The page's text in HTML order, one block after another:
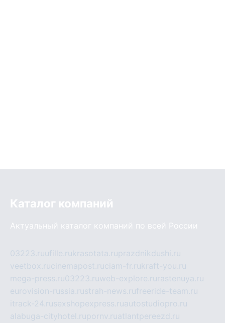
Каталог компаний
Актуальный каталог компаний по всей России
03223.ruufille.rukrasotata.ruprazdnikdushi.ru
veetbox.rucinemapost.ruciam-fr.rukraft-you.ru
mega-press.ru03223.ruweb-explore.ru rastenuya.ru
eurovision-russia.rustrah-news.rufreeride-team.ru
itrack-24.rusexshopexpress.ruautostudiopro.ru
alabuga-cityhotel.rupornv.ruatlantpereezd.ru